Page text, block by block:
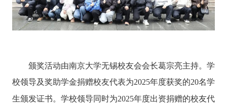
颁奖活动由南京大学无锡校友会会长葛宗亮主持。学
校领导及奖助学金捐赠校友代表为2025年度获奖的20名学
生颁发证书。学校领导同 时为2025年度出资捐赠的校友代